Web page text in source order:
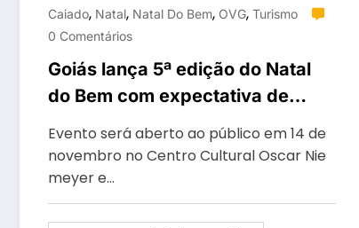
Caiado, Natal, Natal Do Bem, OVG, Turismo
0 Comentários
Goiás lança 5ª edição do Natal
do Bem com expectativa de
atrair mais de 2 milhões de
visitantes
Evento será aberto ao público em 14 de
novembro no Centro Cultural Oscar Nie
meyer e…